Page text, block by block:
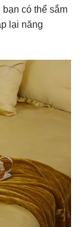
có thể sắm
lại năng